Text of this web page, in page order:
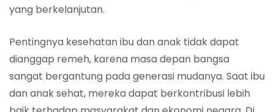
yang berkelanjutan.
Pentingnya kesehatan ibu dan anak tidak dapat
dianggap remeh, karena masa depan bangsa
sangat bergantung pada generasi mudanya. Saat ibu
dan anak sehat, mereka dapat berkontribusi lebih